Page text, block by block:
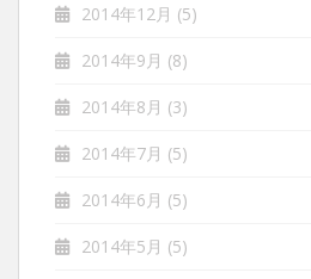
2014年12月 (5)
2014年9月 (8)
2014年8月 (3)
2014年7月 (5)
2014年6月 (5)
2014年5月 (5)